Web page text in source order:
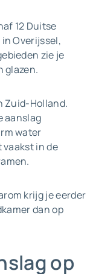
12 Duitse
Overijssel,
zie je
glazen.
Zuid-Holland.
aanslag
water
vaakst in de
krijg je eerder
dan op
op